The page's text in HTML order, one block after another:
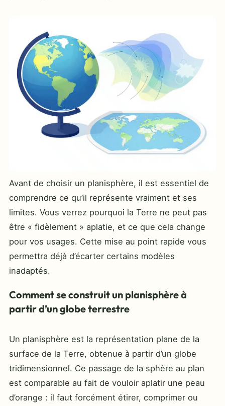
Avant de choisir un planisphère, il est essentiel de
comprendre ce qu’il représente vraiment et ses
limites. Vous verrez pourquoi la Terre ne peut pas
être « fidèlement » aplatie, et ce que cela change
pour vos usages. Cette mise au point rapide vous
permettra déjà d’écarter certains modèles
inadaptés.
Comment se construit un planisphère à
partir d’un globe terrestre
Un planisphère est la représentation plane de la
surface de la Terre, obtenue à partir d’un globe
tridimensionnel. Ce passage de la sphère au plan
est comparable au fait de vouloir aplatir une peau
d’orange : il faut forcément étirer, comprimer ou